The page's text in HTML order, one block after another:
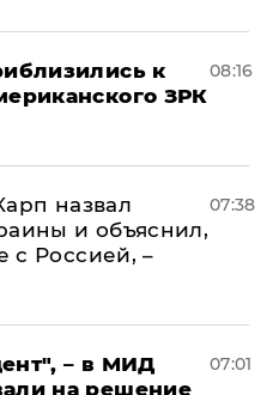
к
ЗРК
08:16
назвал
и объяснил,
с Россией, –
07:38
– в МИД
на решение
07:01